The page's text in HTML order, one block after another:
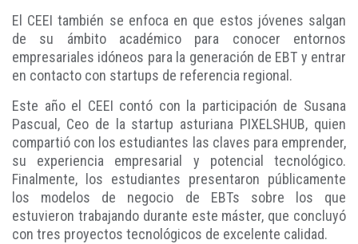
El CEEI también se enfoca en que estos jóvenes salgan
de su ámbito académico para conocer entornos
empresariales idóneos para la generación de EBT y entrar
en contacto con startups de referencia regional.
Este año el CEEI contó con la participación de Susana
Pascual, Ceo de la startup asturiana PIXELSHUB, quien
compartió con los estudiantes las claves para emprender,
su experiencia empresarial y potencial tecnológico.
Finalmente, los estudiantes presentaron públicamente
los modelos de negocio de EBTs sobre los que
estuvieron trabajando durante este máster, que concluyó
con tres proyectos tecnológicos de excelente calidad.